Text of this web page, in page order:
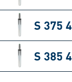
S 375
S 385